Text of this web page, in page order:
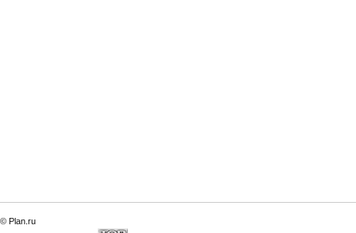
© Plan.ru